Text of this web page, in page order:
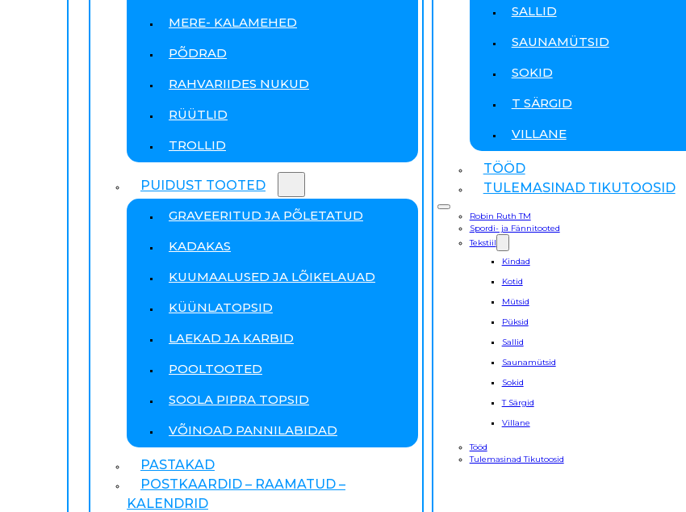
MERE- KALAMEHED
PÕDRAD
RAHVARIIDES NUKUD
RÜÜTLID
TROLLID
PUIDUST TOOTED
GRAVEERITUD JA PÕLETATUD
KADAKAS
KUUMAALUSED JA LÕIKELAUAD
KÜÜNLATOPSID
LAEKAD JA KARBID
POOLTOOTED
SOOLA PIPRA TOPSID
VÕINOAD PANNILABIDAD
PASTAKAD
POSTKAARDID – RAAMATUD –
KALENDRID
SALLID
SAUNAMÜTSID
SOKID
T SÄRGID
VILLANE
TÖÖD
TULEMASINAD TIKUTOOSID
Robin Ruth TM
Spordi- ja Fännitooted
Tekstiil
Kindad
Kotid
Mütsid
Püksid
Sallid
Saunamütsid
Sokid
T Särgid
Villane
Tööd
Tulemasinad Tikutoosid